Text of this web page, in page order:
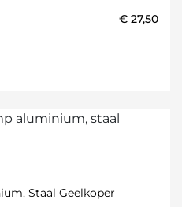
€ 27,50
Staal Geelkoper